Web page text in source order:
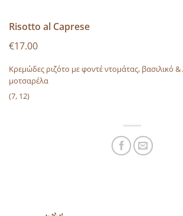
Risotto al Caprese
€17.00
Κρεμώδες ριζότο με φοντέ ντομάτας, βασιλικό
μοτσαρέλα
(7, 12)